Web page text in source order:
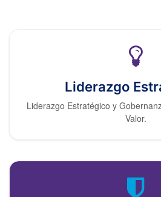
Liderazgo
Liderazgo Estratégico y
Valor.